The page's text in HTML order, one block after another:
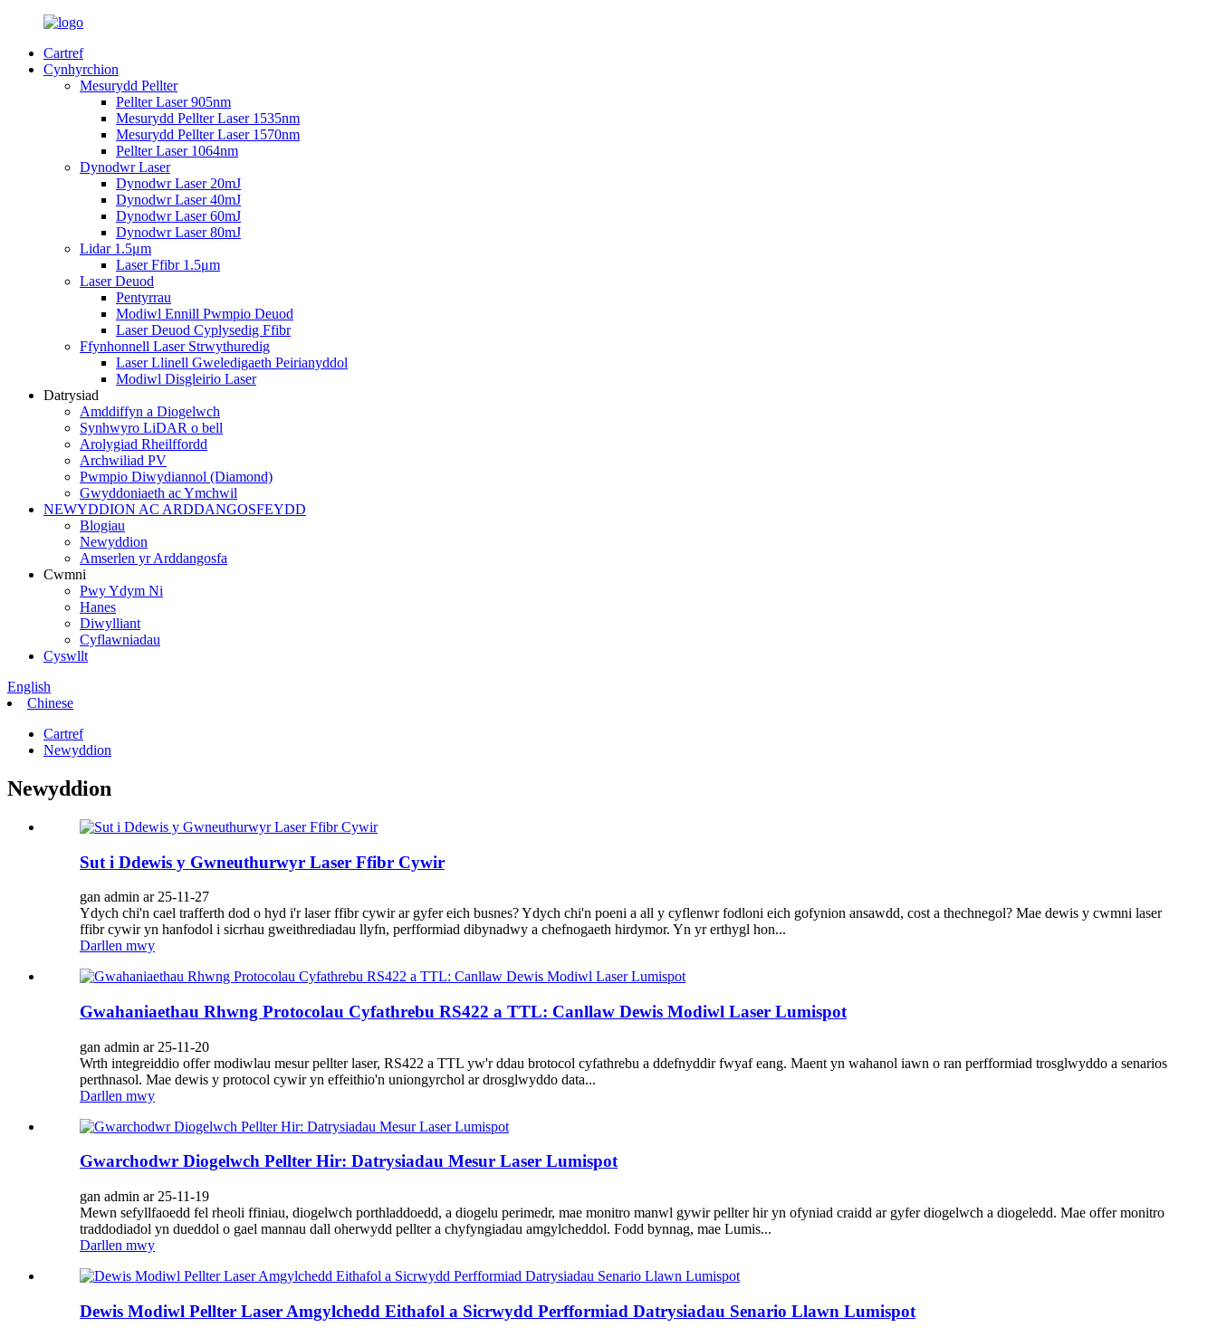
Cartref
Cynhyrchion
Mesurydd Pellter
Pellter Laser 905nm
Mesurydd Pellter Laser 1535nm
Mesurydd Pellter Laser 1570nm
Pellter Laser 1064nm
Dynodwr Laser
Dynodwr Laser 20mJ
Dynodwr Laser 40mJ
Dynodwr Laser 60mJ
Dynodwr Laser 80mJ
Lidar 1.5μm
Laser Ffibr 1.5μm
Laser Deuod
Pentyrrau
Modiwl Ennill Pwmpio Deuod
Laser Deuod Cyplysedig Ffibr
Ffynhonnell Laser Strwythuredig
Laser Llinell Gweledigaeth Peirianyddol
Modiwl Disgleirio Laser
Datrysiad
Amddiffyn a Diogelwch
Synhwyro LiDAR o bell
Arolygiad Rheilffordd
Archwiliad PV
Pwmpio Diwydiannol (Diamond)
Gwyddoniaeth ac Ymchwil
NEWYDDION AC ARDDANGOSFEYDD
Blogiau
Newyddion
Amserlen yr Arddangosfa
Cwmni
Pwy Ydym Ni
Hanes
Diwylliant
Cyflawniadau
Cyswllt
English
Chinese
Cartref
Newyddion
Newyddion
Sut i Ddewis y Gwneuthurwyr Laser Ffibr Cywir
gan admin ar 25-11-27
Ydych chi'n cael trafferth dod o hyd i'r laser ffibr cywir ar gyfer eich busnes? Ydych chi'n poeni a all y cyflenwr fodloni eich gofynion ansawdd, cost a thechnegol? Mae dewis y cwmni laser
ffibr cywir yn hanfodol i sicrhau gweithrediadau llyfn, perfformiad dibynadwy a chefnogaeth hirdymor. Yn yr erthygl hon...
Darllen mwy
Gwahaniaethau Rhwng Protocolau Cyfathrebu RS422 a TTL: Canllaw Dewis Modiwl Laser Lumispot
gan admin ar 25-11-20
Wrth integreiddio offer modiwlau mesur pellter laser, RS422 a TTL yw'r ddau brotocol cyfathrebu a ddefnyddir fwyaf eang. Maent yn wahanol iawn o ran perfformiad trosglwyddo a senarios
perthnasol. Mae dewis y protocol cywir yn effeithio'n uniongyrchol ar drosglwyddo data...
Darllen mwy
Gwarchodwr Diogelwch Pellter Hir: Datrysiadau Mesur Laser Lumispot
gan admin ar 25-11-19
Mewn sefyllfaoedd fel rheoli ffiniau, diogelwch porthladdoedd, a diogelu perimedr, mae monitro manwl gywir pellter hir yn ofyniad craidd ar gyfer diogelwch a diogeledd. Mae offer monitro
traddodiadol yn dueddol o gael mannau dall oherwydd pellter a chyfyngiadau amgylcheddol. Fodd bynnag, mae Lumis...
Darllen mwy
Dewis Modiwl Pellter Laser Amgylchedd Eithafol a Sicrwydd Perfformiad Datrysiadau Senario Llawn Lumispot